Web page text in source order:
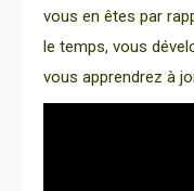
vous en êtes par
le temps, vous
vous apprendrez à